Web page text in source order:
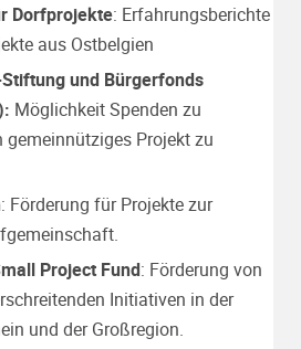
Dorfprojekte: Erfahrungsberichte
aus Ostbelgien
und Bürgerfonds
Möglichkeit Spenden zu
gemeinnütziges Projekt zu
: Förderung für Projekte zur
Project Fund: Förderung von
Initiativen in der
und der Großregion.